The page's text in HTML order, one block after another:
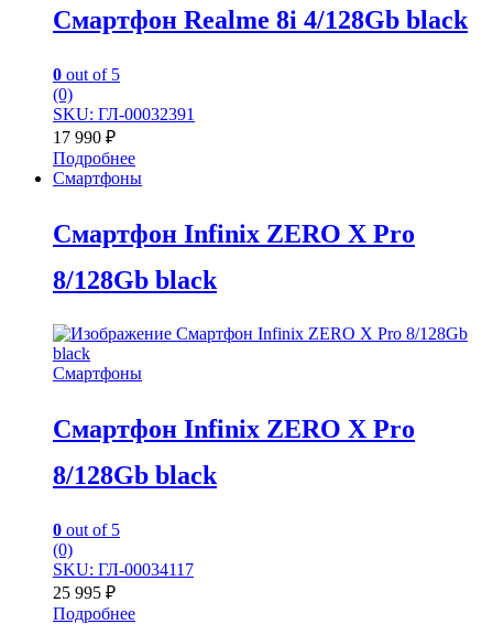
Смартфон Realme 8i 4/128Gb black
0 out of 5
(0)
SKU: ГЛ-00032391
17 990 ₽
Подробнее
Смартфоны
Смартфон Infinix ZERO X Pro
8/128Gb black
Смартфоны
Смартфон Infinix ZERO X Pro
8/128Gb black
0 out of 5
(0)
SKU: ГЛ-00034117
25 995 ₽
Подробнее